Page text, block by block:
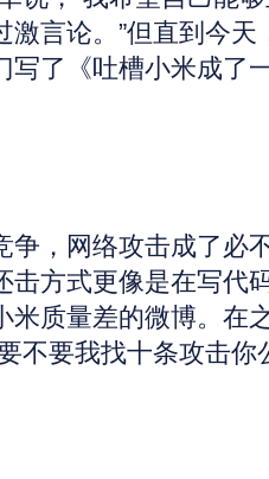
激言论。”但直到今
写了《吐槽小米成了
争，网络攻击成了必
击方式更像是在写代
米质量差的微博。在
不要我找十条攻击你